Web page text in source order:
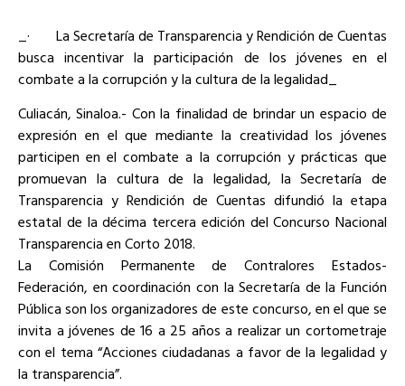
_· La Secretaría de Transparencia y Rendición de Cuentas
busca incentivar la participación de los jóvenes en el
combate a la corrupción y la cultura de la legalidad_
Culiacán, Sinaloa.- Con la finalidad de brindar un espacio de
expresión en el que mediante la creatividad los jóvenes
participen en el combate a la corrupción y prácticas que
promuevan la cultura de la legalidad, la Secretaría de
Transparencia y Rendición de Cuentas difundió la etapa
estatal de la décima tercera edición del Concurso Nacional
Transparencia en Corto 2018.
La Comisión Permanente de Contralores Estados-
Federación, en coordinación con la Secretaría de la Función
Pública son los organizadores de este concurso, en el que se
invita a jóvenes de 16 a 25 años a realizar un cortometraje
con el tema “Acciones ciudadanas a favor de la legalidad y
la transparencia”.